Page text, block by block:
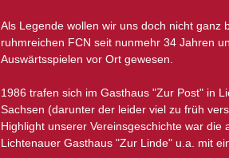
Als Legende wollen wir uns doch nicht ganz
ruhmreichen FCN seit nunmehr 34 Jahren
Auswärtsspielen vor Ort gewesen.
1986 trafen sich im Gasthaus "Zur Post" in
Sachsen (darunter der leider viel zu früh
Highlight unserer Vereinsgeschichte war
Lichtenauer Gasthaus "Zur Linde" u.a. mit